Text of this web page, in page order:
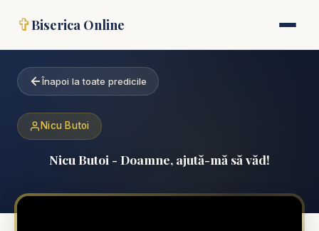
✞Biserica Online
Înapoi la toate predicile
Nicu Butoi
Nicu Butoi - Doamne, ajută-mă să văd!